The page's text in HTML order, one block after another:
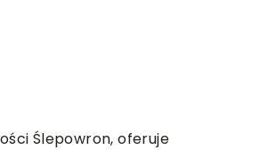
Ślepowron, oferuje